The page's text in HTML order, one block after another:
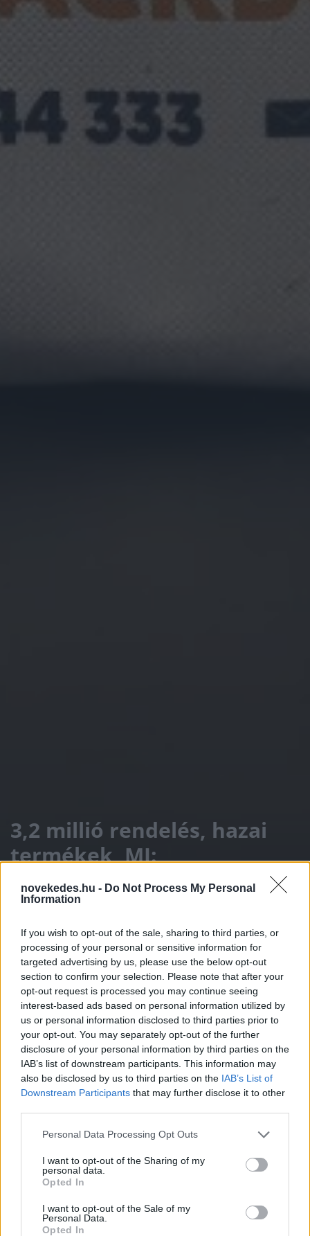
novekedes.hu - Do Not Process My Personal
Information
If you wish to opt-out of the sale, sharing to third parties, or
processing of your personal or sensitive information for
targeted advertising by us, please use the below opt-out
section to confirm your selection. Please note that after your
opt-out request is processed you may continue seeing
interest-based ads based on personal information utilized by
us or personal information disclosed to third parties prior to
your opt-out. You may separately opt-out of the further
disclosure of your personal information by third parties on the
IAB’s list of downstream participants. This information may
also be disclosed by us to third parties on the IAB’s List of
Downstream Participants that may further disclose it to other
Please note that this website/app uses one or more Google
not limited to your visit or usage behaviour. You may click to
grant or deny consent to Google and its third-party tags to
use your data for below specified purposes in below Google
consent section.
Personal Data Processing Opt Outs
I want to opt-out of the Sharing of my
personal data.
Opted In
I want to opt-out of the Sale of my
Personal Data.
Opted In
3,2 millió rendelés, hazai
termékek, MI:
rekordforgalommal zárt
a Kifli.hu, ahol szóban is
rendelhetünk
VÁLLALKOZÁS 2026. JÚL. 8. HENCZI BERNADETT
A rovat támogatója:
Rekormagas forgalommal zárta a tavalyi
évet a Kifli.hu élelmiszer-kereskedő vállalat,
amely mesterséges intelligenciával és
rengeteg hazai termékkel készül a